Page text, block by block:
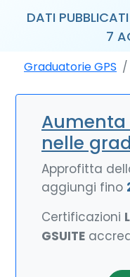
DATI
7
Graduatorie GPS
nelle
Approfitta
aggiungi fino
Certificazioni
GSUITE